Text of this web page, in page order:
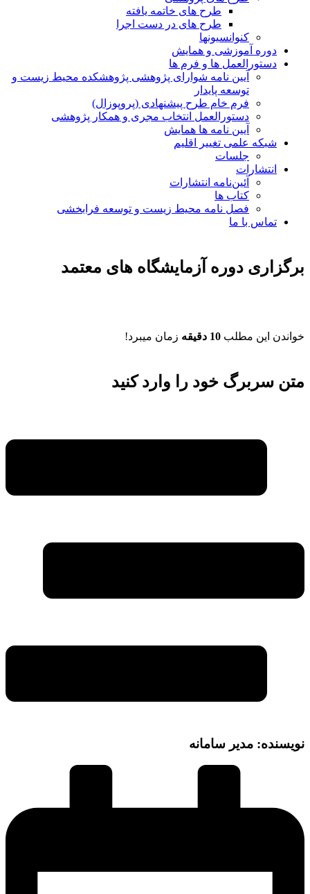
طرح های خاتمه یافته
طرح های در دست اجرا
کنوانسیونها
دوره آموزشی و همایش
دستورالعمل ها و فرم ها
آیین نامه شوارای پژوهشی پژوهشکده محیط زیست و
توسعه پایدار
فرم خام طرح پیشنهادی (پروپوزال)
دستورالعمل انتخاب مجری و همکار پژوهشی
آیین نامه ها همایش
شبکه علمی تغییر اقلیم
جلسات
انتشارات
آئین‌نامه انتشارات
کتاب ها
فصل نامه محیط زیست و توسعه فرابخشی
تماس با ما
برگزاری دوره آزمایشگاه های معتمد
خواندن این مطلب 10 دقیقه زمان میبرد!
متن سربرگ خود را وارد کنید
نویسنده: مدیر سامانه